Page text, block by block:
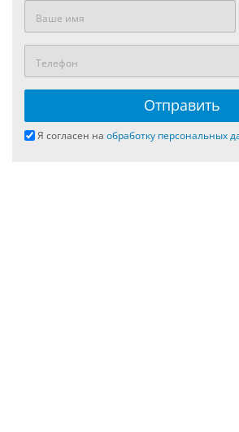
Я согласен на обработку персональных